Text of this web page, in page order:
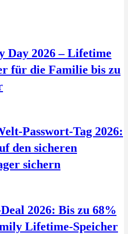
Day 2026 – Lifetime
für die Familie bis zu
Passwort-Tag 2026:
den sicheren
sichern
2026: Bis zu 68%
Lifetime-Speicher